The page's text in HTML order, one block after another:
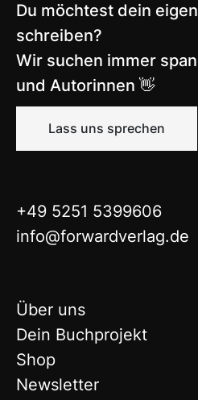
Du möchtest dein
schreiben?
Wir suchen immer
und Autorinnen 👋
Lass uns sprechen
+49 5251 5399606
info@forwardverlag.de
Über uns
Dein Buchprojekt
Shop
Newsletter